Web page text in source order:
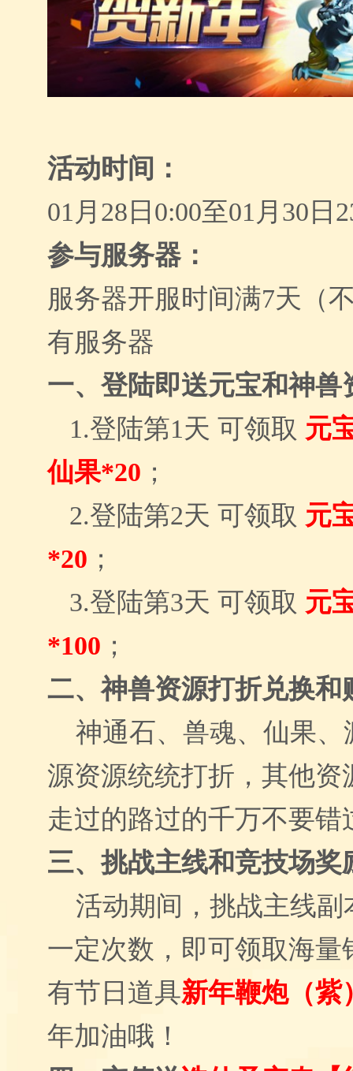
活动时间：
01 月 28 日 0:00至01 月 30 日
参与服务器：
服务器开服时间满7天（
有服务器
一、登陆即送元宝和神兽
1.登陆第1天 可领取 元
仙果*20 ；
2.登陆第2天 可领取 元
*20 ；
3.登陆第3天 可领取 元
*100 ；
二、神兽资源打折兑换和
神通石、兽魂、仙果
源资源统统打折，其他资
走过的路过的千万不要错
三、挑战主线和竞技场奖
活动期间，挑战主线
一定次数，即可领取海量
有节日道具新年鞭炮（紫
年加油哦！